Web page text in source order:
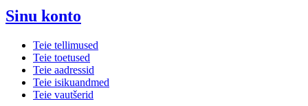
Sinu konto
Teie tellimused
Teie toetused
Teie aadressid
Teie isikuandmed
Teie vautšerid